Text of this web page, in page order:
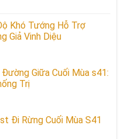
Khó Tướng Hỗ Trợ
Giả Vinh Diệu
Giữa Cuối Mùa s41:
Trị
Đi Rừng Cuối Mùa S41